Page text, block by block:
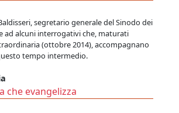
segretario generale del Sinodo dei
ad alcuni interrogativi che, maturati
(ottobre 2014), accompagnano
tempo intermedio.
che evangelizza